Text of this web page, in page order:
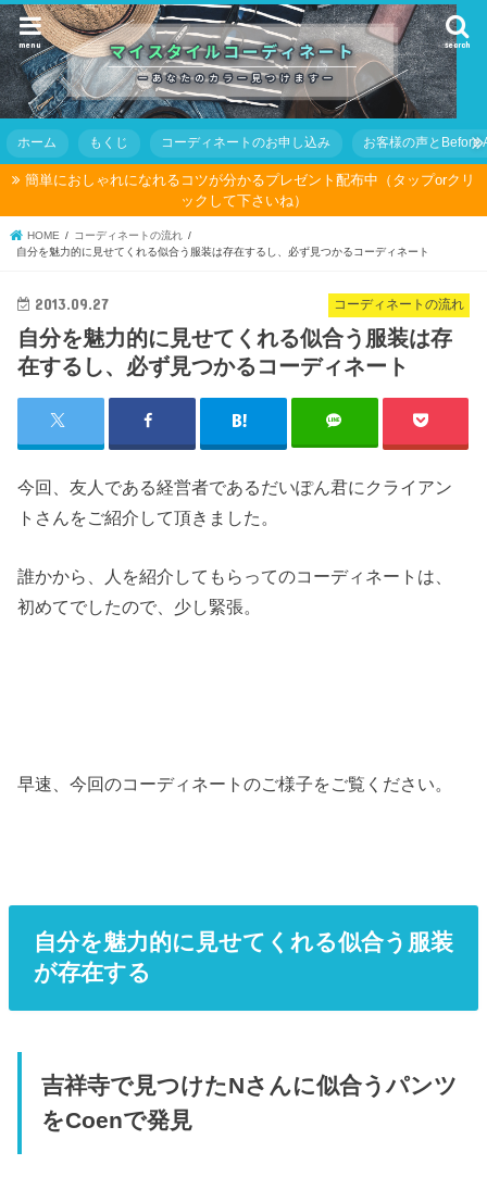
search
menu
ホーム もくじ コーディネートのお申し込み お客様の声とBefore
簡単におしゃれになれるコツが分かるプレゼント配布中（タップorクリ
ックして下さいね）
HOME
コーディネートの流れ
自分を魅力的に見せてくれる似合う服装は存在するし、必ず見つかるコーディネート
コーディネートの流れ
2013.09.27
自分を魅力的に見せてくれる似合う服装は存
在するし、必ず見つかるコーディネート
今回、友人である経営者であるだいぽん君にクライアン
トさんをご紹介して頂きました。
誰かから、人を紹介してもらってのコーディネートは、
初めてでしたので、少し緊張。
早速、今回のコーディネートのご様子をご覧ください。
自分を魅力的に見せてくれる似合う服装
が存在する
吉祥寺で見つけたNさんに似合うパンツ
をCoenで発見